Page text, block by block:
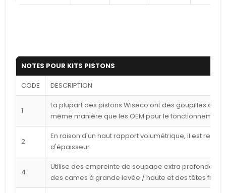
NOTES POUR KITS PISTONS
CODE DESCRIPTION
1
La plupart des pistons Wiseco ont des goupilles
même manière que les OEM pour le fonctionnement
2
En raison d'un haut rapport volumétrique, il est
d'épaisseur
4
Utilise des empreinte de soupape extra profondes
des cames à grande levée / haute et des têtes